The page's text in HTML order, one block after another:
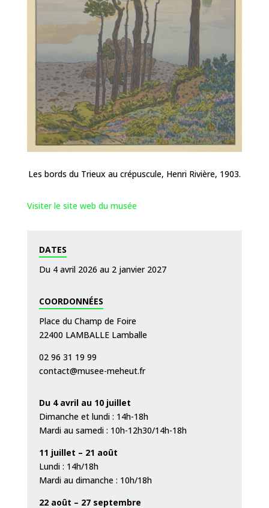
Les bords du Trieux au crépuscule, Henri Rivière, 1903.
Visiter le site web du musée
DATES
Du 4 avril 2026 au 2 janvier 2027
COORDONNÉES
Place du Champ de Foire
22400 LAMBALLE Lamballe
02 96 31 19 99
contact@musee-meheut.fr
Du 4 avril au 10 juillet
Dimanche et lundi : 14h-18h
Mardi au samedi : 10h-12h30/14h-18h
11 juillet – 21 août
Lundi : 14h/18h
Mardi au dimanche : 10h/18h
22 août – 27 septembre